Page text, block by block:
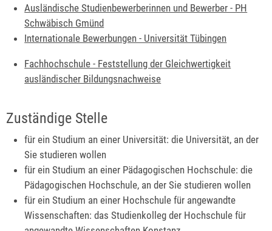
Ausländische Studienbewerberinnen und Bewerber - PH
Schwäbisch Gmünd
Internationale Bewerbungen - Universität Tübingen
Fachhochschule - Feststellung der Gleichwertigkeit
ausländischer Bildungsnachweise
Zuständige Stelle
für ein Studium an einer Universität: die Universität, an der
Sie studieren wollen
für ein Studium an einer Pädagogischen Hochschule: die
Pädagogischen Hochschule, an der Sie studieren wollen
für ein Studium an einer Hochschule für angewandte
Wissenschaften: das Studienkolleg der Hochschule für